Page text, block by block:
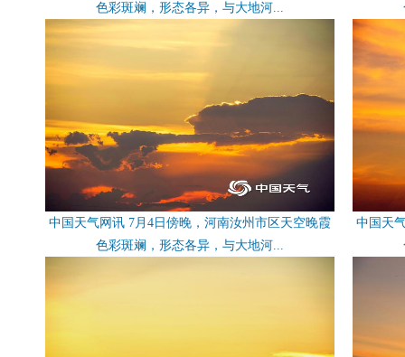
色彩斑斓，形态各异，与大地河...
中国天气网讯 7月4日傍晚，河南汝州市区天空晚霞
色彩斑斓，形态各异，与大地河...
中国天